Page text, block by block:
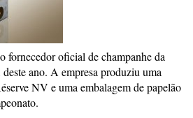
fornecedor oficial de champanhe da
ano. A empresa produziu uma
NV e uma embalagem de papelão